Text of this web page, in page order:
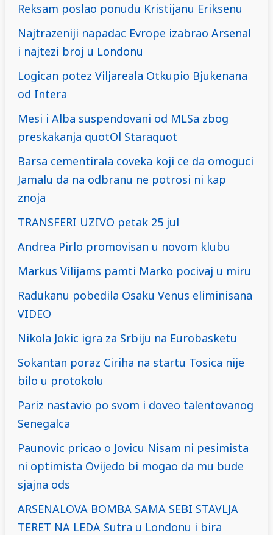
Reksam poslao ponudu Kristijanu Eriksenu
Najtrazeniji napadac Evrope izabrao Arsenal
i najtezi broj u Londonu
Logican potez Viljareala Otkupio Bjukenana
od Intera
Mesi i Alba suspendovani od MLSa zbog
preskakanja quotOl Staraquot
Barsa cementirala coveka koji ce da omoguci
Jamalu da na odbranu ne potrosi ni kap
znoja
TRANSFERI UZIVO petak 25 jul
Andrea Pirlo promovisan u novom klubu
Markus Vilijams pamti Marko pocivaj u miru
Radukanu pobedila Osaku Venus eliminisana
VIDEO
Nikola Jokic igra za Srbiju na Eurobasketu
Sokantan poraz Ciriha na startu Tosica nije
bilo u protokolu
Pariz nastavio po svom i doveo talentovanog
Senegalca
Paunovic pricao o Jovicu Nisam ni pesimista
ni optimista Ovijedo bi mogao da mu bude
sjajna ods
ARSENALOVA BOMBA SAMA SEBI STAVLJA
TERET NA LEDA Sutra u Londonu i bira